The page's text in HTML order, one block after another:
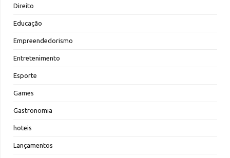
Direito
Educação
Empreendedorismo
Entretenimento
Esporte
Games
Gastronomia
hoteis
Lançamentos